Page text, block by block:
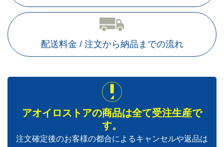
配送料金 / 注文から納品までの流れ
アオイロストアの商品は全て受注生産で
す。
注文確定後のお客様の都合によるキャンセルや返品は